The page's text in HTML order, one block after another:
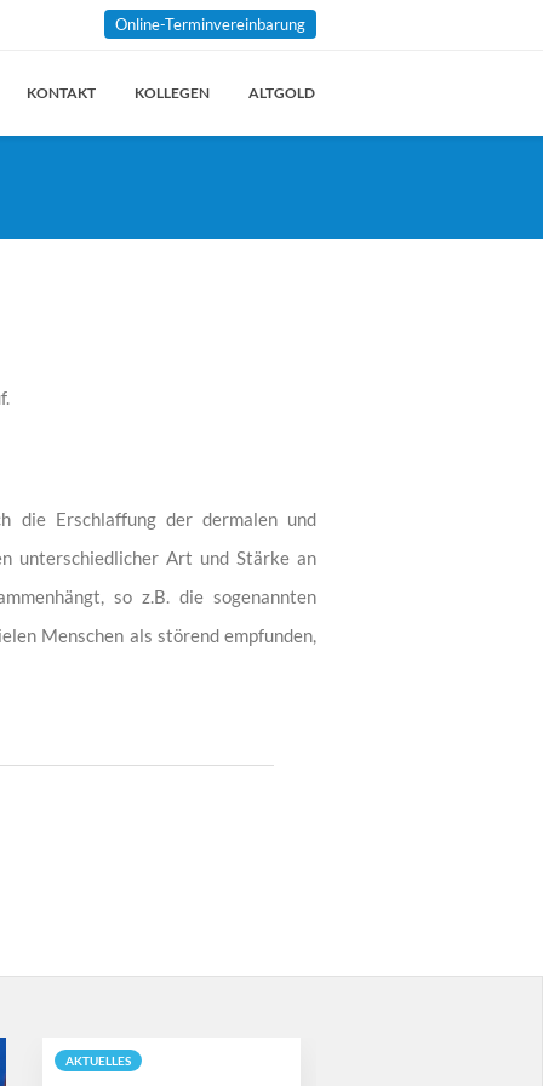
Online-Terminvereinbarung
KONTAKT KOLLEGEN ALTGOLD
die Erschlaffung der dermalen und
unterschiedlicher Art und Stärke an
so z.B. die sogenannten
Menschen als störend empfunden,
AKTUELLES